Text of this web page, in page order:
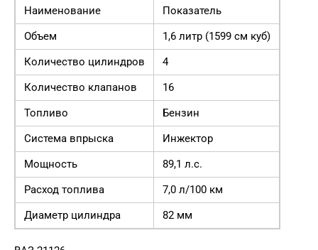
Наименование
Показатель
Объем
1,6 литр (1599 см куб)
Количество цилиндров
4
Количество клапанов
16
Топливо
Бензин
Система впрыска
Инжектор
Мощность
89,1 л.с.
Расход топлива
7,0 л/100 км
Диаметр цилиндра
82 мм